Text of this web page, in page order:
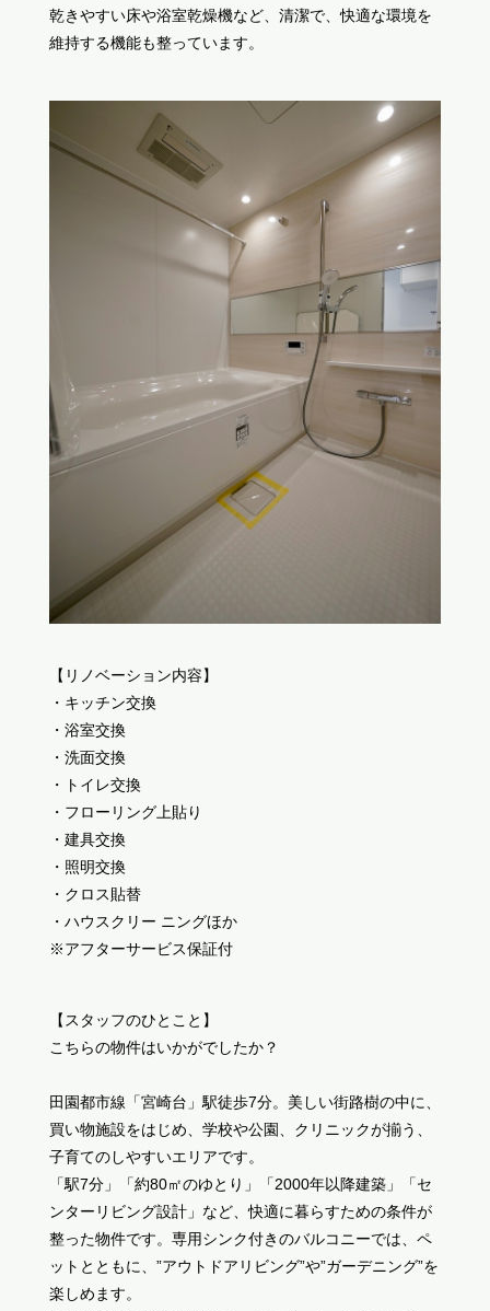
乾きやすい床や浴室乾燥機など、清潔で、快適な環境を
維持する機能も整っています。
【リノベーション内容】
・キッチン交換
・浴室交換
・洗面交換
・トイレ交換
・フローリング上貼り
・建具交換
・照明交換
・クロス貼替
・ハウスクリー ニングほか
※アフターサービス保証付
【スタッフのひとこと】
こちらの物件はいかがでしたか？
田園都市線「宮崎台」駅徒歩7分。美しい街路樹の中に、
買い物施設をはじめ、学校や公園、クリニックが揃う、
子育てのしやすいエリアです。
「駅7分」「約80㎡のゆとり」「2000年以降建築」「セ
ンターリビング設計」など、快適に暮らすための条件が
整った物件です。専用シンク付きのバルコニーでは、ペ
ットとともに、”アウトドアリビング”や”ガーデニング”を
楽しめます。